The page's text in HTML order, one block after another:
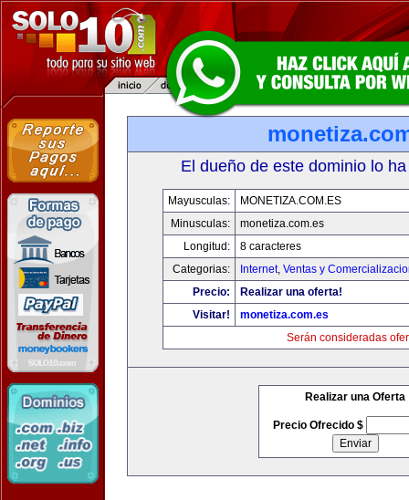
El dueño de este dominio lo
Mayusculas:
MONETIZA.COM.ES
Minusculas:
monetiza.com.es
Longitud:
8 caracteres
Categorias:
Internet, Ventas y
Precio:
Realizar una oferta!
Visitar!
monetiza.com.es
Serán consideradas
Realizar una Oferta
Precio Ofrecido $